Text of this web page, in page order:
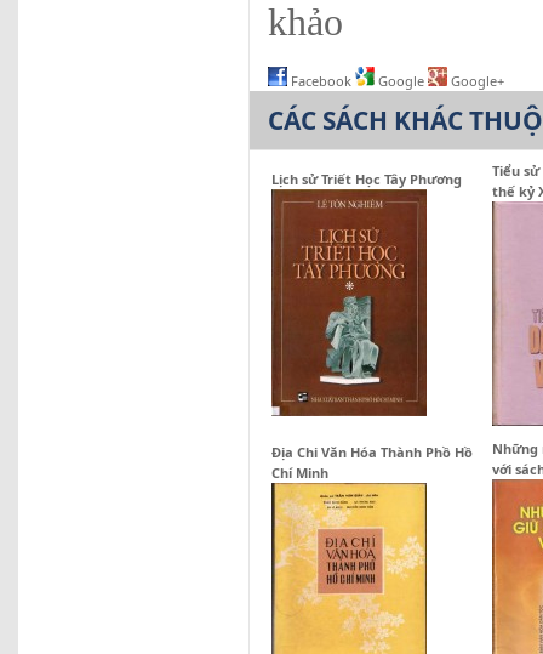
khảo
Facebook Google Google+
CÁC SÁCH KHÁC
Lịch sử Triết Học Tây Phương
Tiểu
thế kỷ
Địa Chi Văn Hóa Thành Phồ Hồ
Chí Minh
Những
với